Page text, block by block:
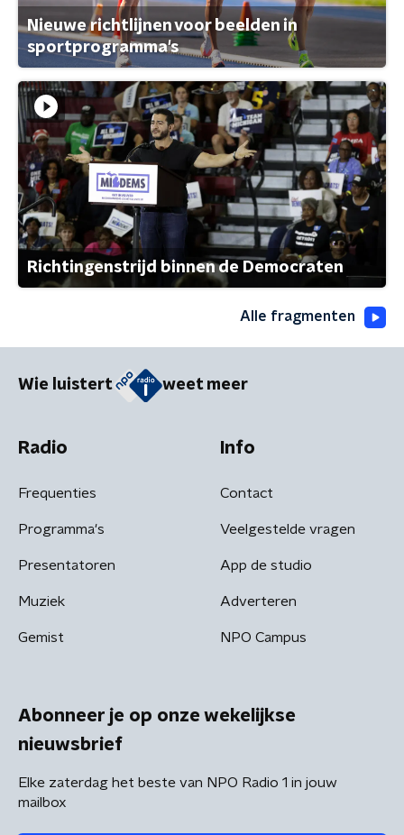
Nieuwe richtlijnen voor beelden in
sportprogramma's
Richtingenstrijd binnen de Democraten
Alle fragmenten
Wie luistert weet meer
Radio
Frequenties
Programma's
Presentatoren
Muziek
Gemist
Info
Contact
Veelgestelde vragen
App de studio
Adverteren
NPO Campus
Abonneer je op onze wekelijkse
nieuwsbrief
Elke zaterdag het beste van NPO Radio 1 in jouw
mailbox